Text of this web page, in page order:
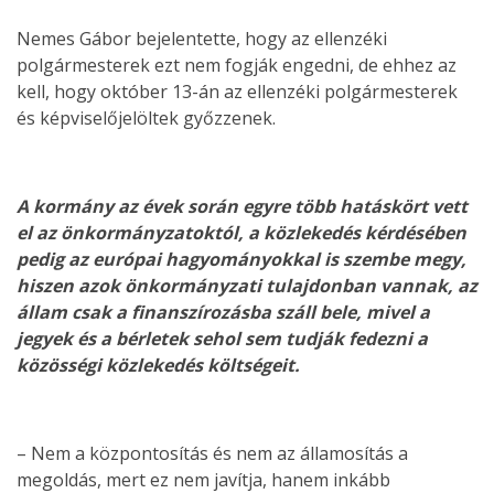
Nemes Gábor bejelentette, hogy az ellenzéki
polgármesterek ezt nem fogják engedni, de ehhez az
kell, hogy október 13-án az ellenzéki polgármesterek
és képviselőjelöltek győzzenek.
A kormány az évek során egyre több hatáskört vett
el az önkormányzatoktól, a közlekedés kérdésében
pedig az európai hagyományokkal is szembe megy,
hiszen azok önkormányzati tulajdonban vannak, az
állam csak a finanszírozásba száll bele, mivel a
jegyek és a bérletek sehol sem tudják fedezni a
közösségi közlekedés költségeit.
– Nem a központosítás és nem az államosítás a
megoldás, mert ez nem javítja, hanem inkább